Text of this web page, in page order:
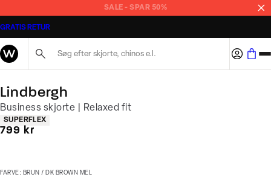
SALE - SPAR 50%
GRATIS RETUR
Lindbergh
Business skjorte | Relaxed fit
Produkt egenskaber
SUPERFLEX
I alt (inkl. rabat)
799 kr
FARVE: BRUN / DK BROWN MEL